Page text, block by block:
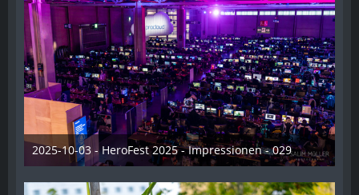
2025-10-03 - HeroFest 2025 - Impressionen - 029
21. Oktober 2025